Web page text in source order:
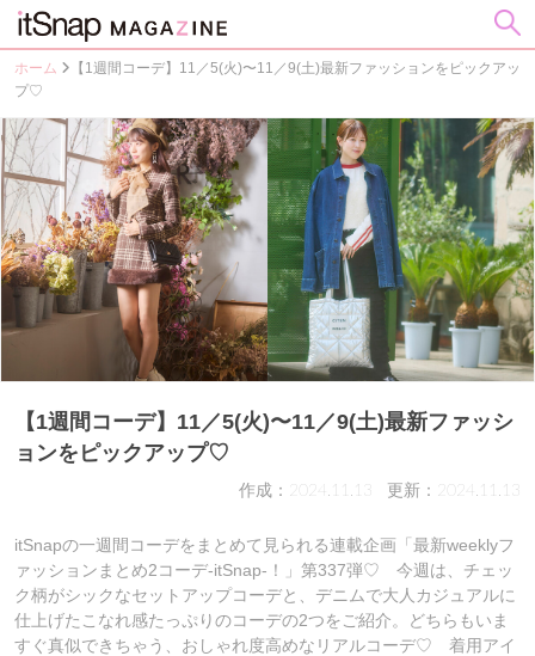
ホーム
【1週間コーデ】11／5(火)〜11／9(土)最新ファッションをピックアッ
プ♡
【1週間コーデ】11／5(火)〜11／9(土)最新ファッシ
ョンをピックアップ♡
作成：2024.11.13 更新：2024.11.13
itSnapの一週間コーデをまとめて見られる連載企画「最新weeklyフ
ァッションまとめ2コーデ-itSnap-！」第337弾♡ 今週は、チェッ
ク柄がシックなセットアップコーデと、デニムで大人カジュアルに
仕上げたこなれ感たっぷりのコーデの2つをご紹介。どちらもいま
すぐ真似できちゃう、おしゃれ度高めなリアルコーデ♡ 着用アイ